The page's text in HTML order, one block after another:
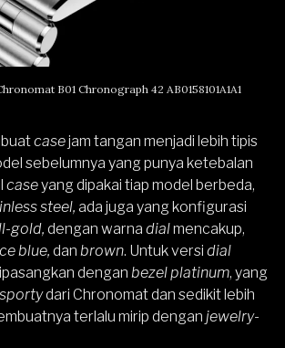
B01 Chronograph 42 AB0158101A1A1
casejam tangan menjadi lebih tipis
sebelumnya yang punya ketebalan
caseyang dipakai tiap model berbeda,
steel, ada juga yang konfigurasi
gold, dengan warna dialmencakup,
blue, dan brown. Untuk versi dial
dengan bezel platinum, yang
sportydari Chronomat dan sedikit lebih
terlalu mirip dengan jewelry-